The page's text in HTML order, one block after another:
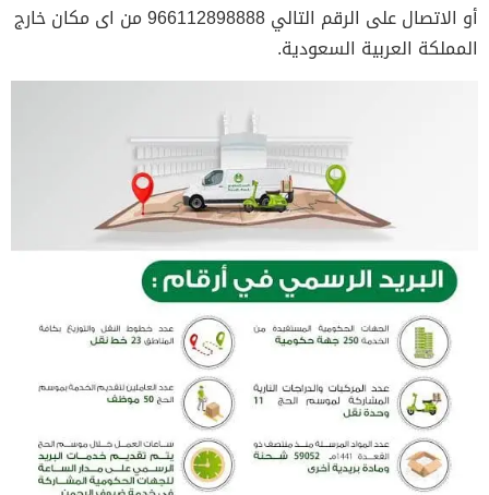
أو الاتصال على الرقم التالي 966112898888 من اى مكان خارج
المملكة العربية السعودية.